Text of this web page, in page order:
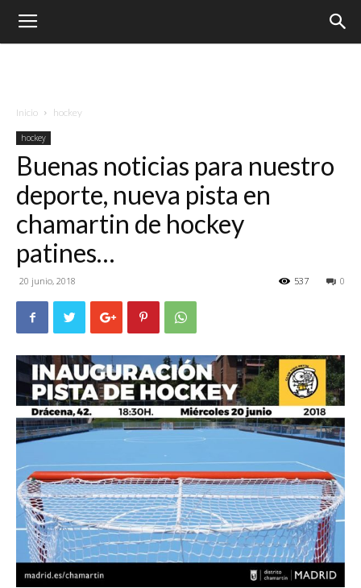
Inicio hockey
hockey
Buenas noticias para nuestro
deporte, nueva pista en
chamartin de hockey
patines…
20 junio, 2018 0
537